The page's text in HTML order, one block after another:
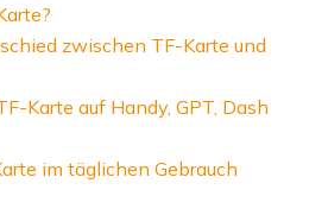
zwischen TF-Karte und
Karte auf Handy, GPT, Dash
im täglichen Gebrauch